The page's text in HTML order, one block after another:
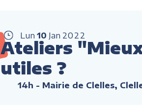
Lun 10 Jan 2022
Ateliers
utiles ?
14h - Mairie de Clelles,